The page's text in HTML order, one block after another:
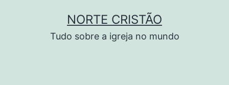
NORTE CRISTÃO
Tudo sobre a igreja no mundo